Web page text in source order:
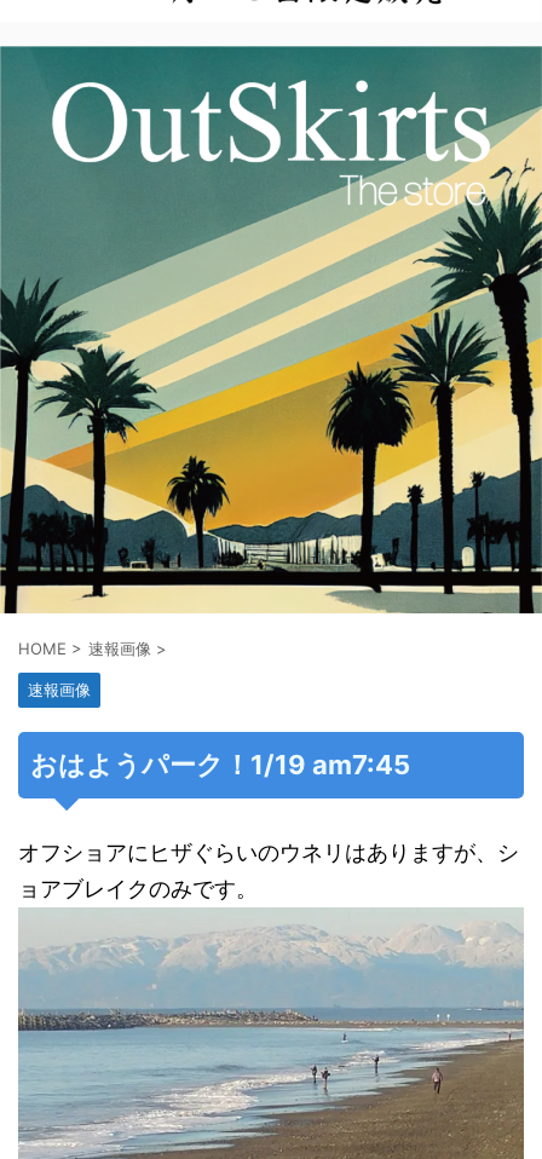
HOME > 速報画像 >
速報画像
おはようパーク！1/19 am7:45
オフショアにヒザぐらいのウネリはありますが、シ
ョアブレイクのみです。